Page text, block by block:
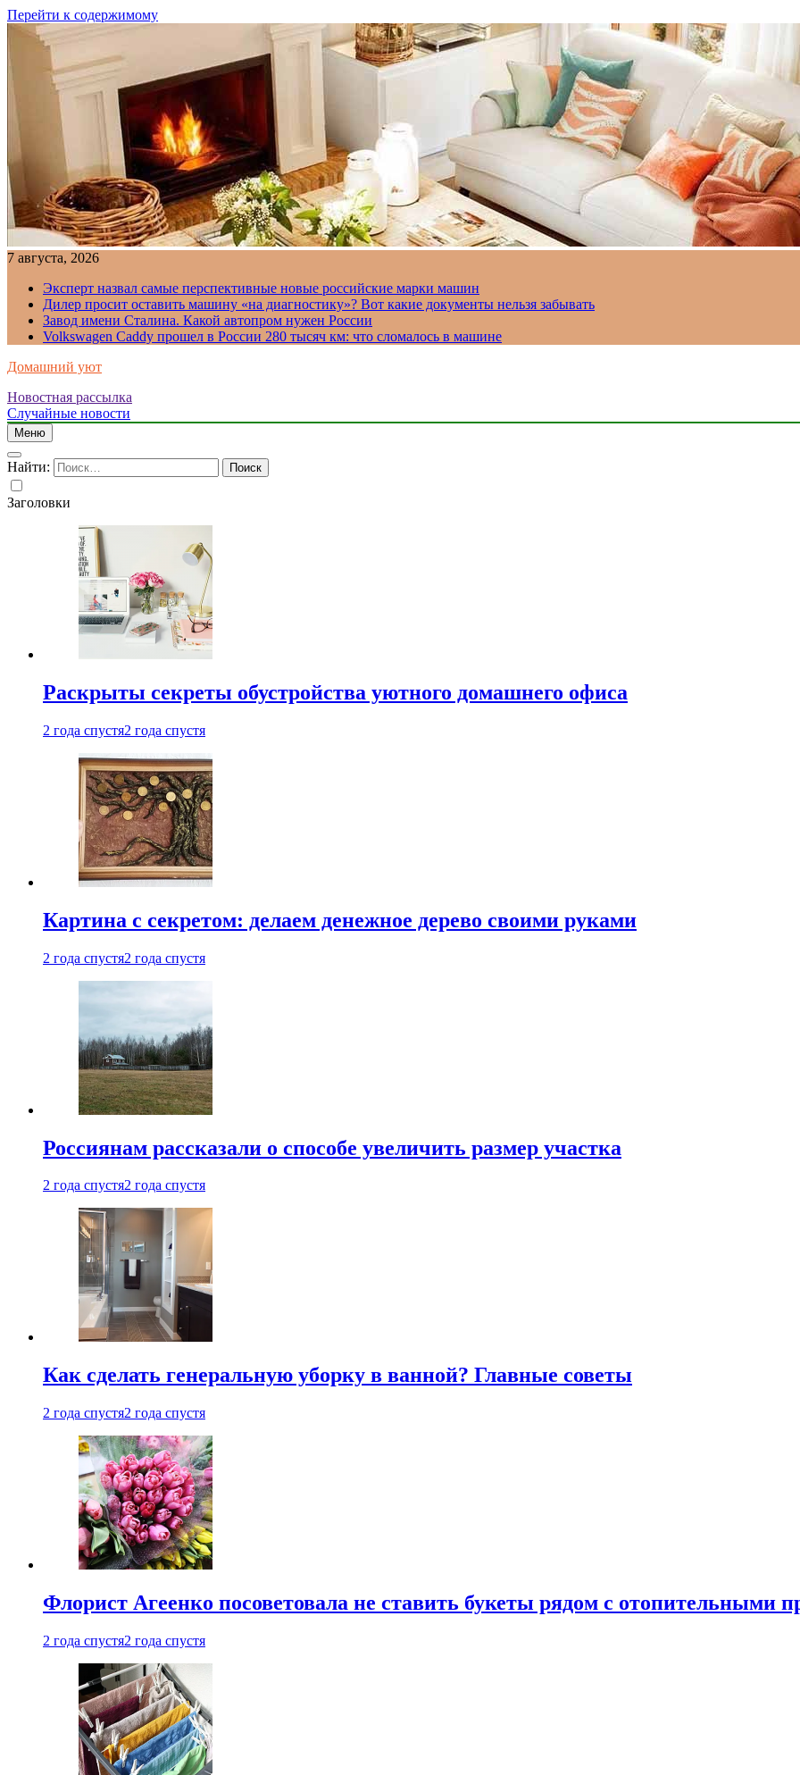
Перейти к содержимому
7 августа, 2026
Эксперт назвал самые перспективные новые российские марки машин
Дилер просит оставить машину «на диагностику»? Вот какие документы нельзя забывать
Завод имени Сталина. Какой автопром нужен России
Volkswagen Caddy прошел в России 280 тысяч км: что сломалось в машине
Домашний уют
Новостная рассылка
Случайные новости
Меню
Найти:
Заголовки
Раскрыты секреты обустройства уютного домашнего офиса
2 года спустя2 года спустя
Картина с секретом: делаем денежное дерево своими руками
2 года спустя2 года спустя
Россиянам рассказали о способе увеличить размер участка
2 года спустя2 года спустя
Как сделать генеральную уборку в ванной? Главные советы
2 года спустя2 года спустя
Флорист Агеенко посоветовала не ставить букеты рядом с отопительными
2 года спустя2 года спустя